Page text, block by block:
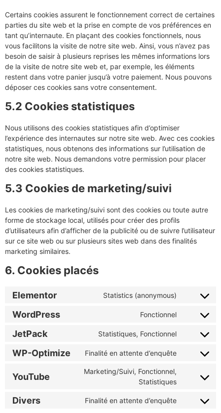
Certains cookies assurent le fonctionnement correct de certaines
parties du site web et la prise en compte de vos préférences en
tant qu’internaute. En plaçant des cookies fonctionnels, nous
vous facilitons la visite de notre site web. Ainsi, vous n’avez pas
besoin de saisir à plusieurs reprises les mêmes informations lors
de la visite de notre site web et, par exemple, les éléments
restent dans votre panier jusqu’à votre paiement. Nous pouvons
déposer ces cookies sans votre consentement.
5.2 Cookies statistiques
Nous utilisons des cookies statistiques afin d’optimiser
l’expérience des internautes sur notre site web. Avec ces cookies
statistiques, nous obtenons des informations sur l’utilisation de
notre site web. Nous demandons votre permission pour placer
des cookies statistiques.
5.3 Cookies de marketing/suivi
Les cookies de marketing/suivi sont des cookies ou toute autre
forme de stockage local, utilisés pour créer des profils
d’utilisateurs afin d’afficher de la publicité ou de suivre l’utilisateur
sur ce site web ou sur plusieurs sites web dans des finalités
marketing similaires.
6. Cookies placés
Elementor Statistics (anonymous)
WordPress Fonctionnel
JetPack Statistiques, Fonctionnel
WP-Optimize Finalité en attente d’enquête
YouTube
Marketing/Suivi, Fonctionnel,
Statistiques
Divers Finalité en attente d’enquête